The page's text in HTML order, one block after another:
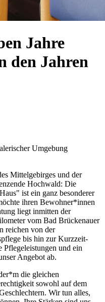
Jahre
den Jahren
Umgebung
Mittelgebirges und der
Hochwald: Die
ist ein ganz besonderer
ihren Bewohner*innen
liegt inmitten der
vom Bad Brückenauer
reichen von der
bis hin zur Kurzzeit-
Pflegeleistungen und ein
Angebot ab.
die gleichen
sowohl auf dem
Wir tun alles,